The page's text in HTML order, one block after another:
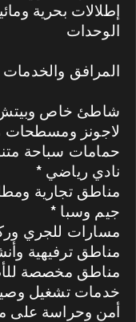
إطلالات بحرية
الوحدات
المرافق والخدمات
* شاطئ خاص
* لاجونز ومسطحات
* حمامات سباحة
* نادي رياضي
* مناطق تجارية
* جيم وسبا
* مسارات للجري
* مناطق ترفيهية
* مناطق مخصصة
* خدمات تشغيل
* أمن وحراسة على